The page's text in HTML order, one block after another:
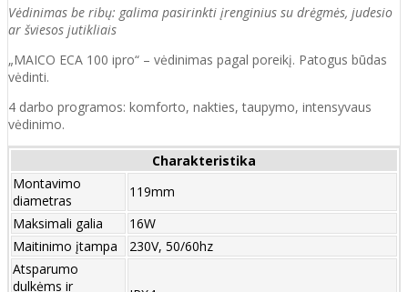
Vėdinimas be ribų: galima pasirinkti įrenginius su drėgmės, judesio
ar šviesos jutikliais
„MAICO ECA 100 ipro“ – vėdinimas pagal poreikį. Patogus būdas
vėdinti.
4 darbo programos: komforto, nakties, taupymo, intensyvaus
vėdinimo.
Charakteristika
Montavimo
diametras
119mm
Maksimali galia
16W
Maitinimo įtampa
230V, 50/60hz
Atsparumo
dulkėms ir